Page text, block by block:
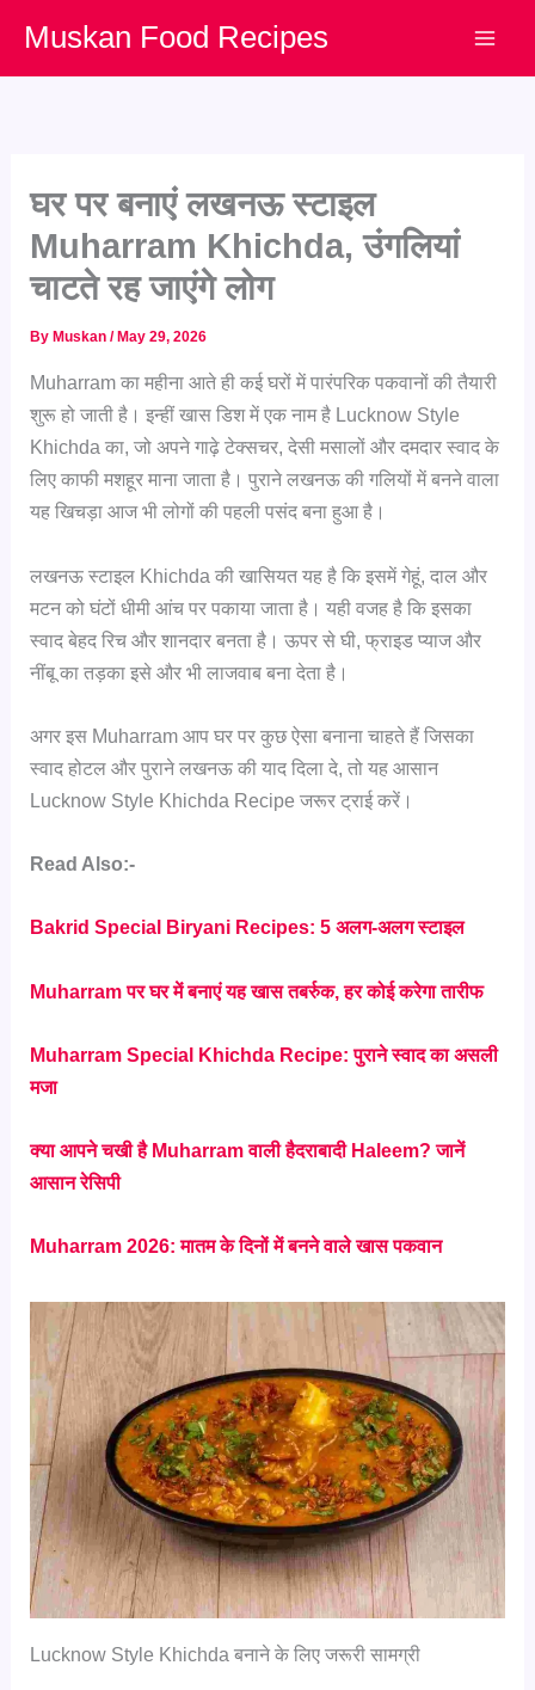
content
Muskan Food Recipes
घर पर बनाएं लखनऊ स्टाइल
Muharram Khichda, उंगलियां
चाटते रह जाएंगे लोग
By Muskan/ May 29, 2026
Muharram का महीना आते ही कई घरों में पारंपरिक पकवानों की तैयारी
शुरू हो जाती है। इन्हीं खास डिश में एक नाम है Lucknow Style
Khichda का, जो अपने गाढ़े टेक्सचर, देसी मसालों और दमदार स्वाद के
लिए काफी मशहूर माना जाता है। पुराने लखनऊ की गलियों में बनने वाला
यह खिचड़ा आज भी लोगों की पहली पसंद बना हुआ है।
लखनऊ स्टाइल Khichda की खासियत यह है कि इसमें गेहूं, दाल और
मटन को घंटों धीमी आंच पर पकाया जाता है। यही वजह है कि इसका
स्वाद बेहद रिच और शानदार बनता है। ऊपर से घी, फ्राइड प्याज और
नींबू का तड़का इसे और भी लाजवाब बना देता है।
अगर इस Muharram आप घर पर कुछ ऐसा बनाना चाहते हैं जिसका
स्वाद होटल और पुराने लखनऊ की याद दिला दे, तो यह आसान
Lucknow Style Khichda Recipe जरूर ट्राई करें।
Read Also:-
Bakrid Special Biryani Recipes: 5 अलग-अलग स्टाइल
Muharram पर घर में बनाएं यह खास तबर्रुक, हर कोई करेगा तारीफ
Muharram Special Khichda Recipe: पुराने स्वाद का असली
मजा
क्या आपने चखी है Muharram वाली हैदराबादी Haleem? जानें
आसान रेसिपी
Muharram 2026: मातम के दिनों में बनने वाले खास पकवान
Lucknow Style Khichda बनाने के लिए जरूरी सामग्री